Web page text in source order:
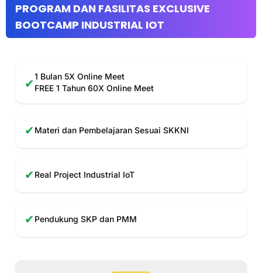
PROGRAM DAN FASILITAS EXCLUSIVE
BOOTCAMP INDUSTRIAL IOT
✔
1 Bulan 5X Online Meet
FREE 1 Tahun 60X Online Meet
✔Materi dan Pembelajaran Sesuai SKKNI
✔Real Project Industrial IoT
✔Pendukung SKP dan PMM